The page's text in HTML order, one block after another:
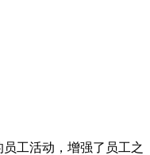
工活动，增强了员工之